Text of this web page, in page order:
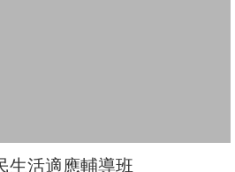
生活適應輔導班